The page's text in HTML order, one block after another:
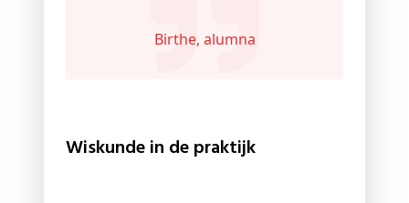
Birthe, alumna
Wiskunde in de praktijk